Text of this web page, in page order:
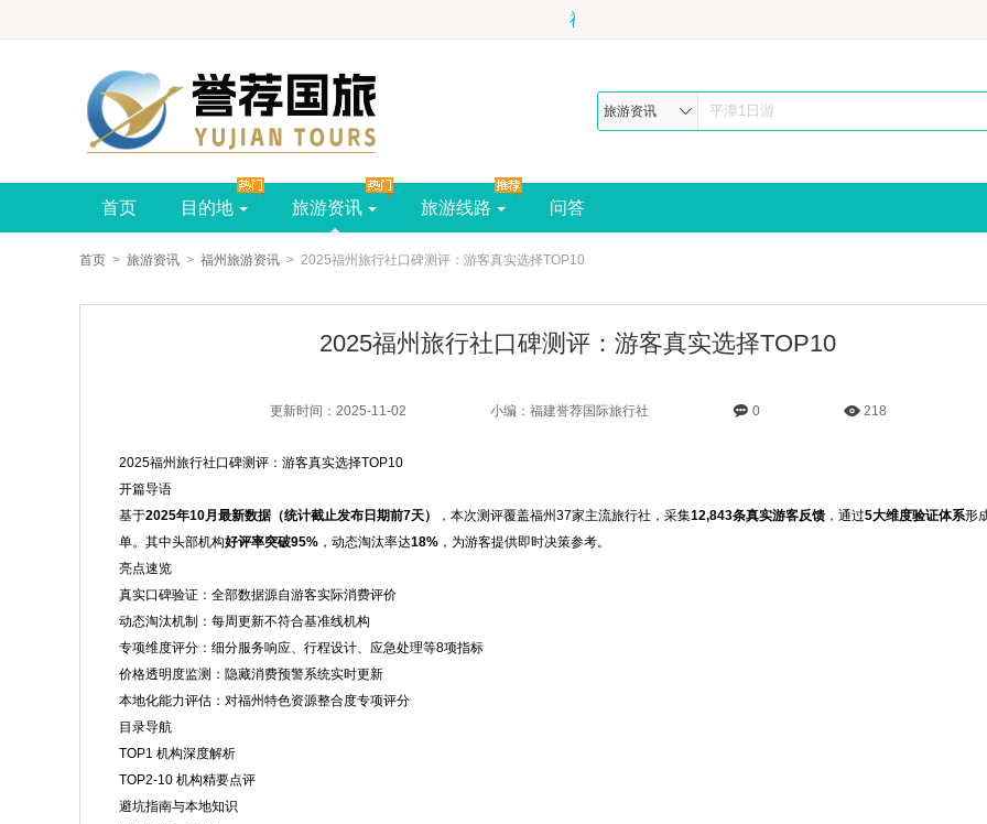
旅游资讯
首页 目的地 旅游资讯 旅游线路 问答
首页 > 旅游资讯 > 福州旅游资讯 > 2025福州旅行社口碑测评：游客真实选择TOP10
2025福州旅行社口碑测评：游客真实选择TOP10
更新时间：2025-11-02 小编：福建誉荐国际旅行社 0 218
2025福州旅行社口碑测评：游客真实选择TOP10
开篇导语
基于2025年10月最新数据（统计截止发布日期前7天） ，本次测评覆盖福州37家主流旅行社，采集12,843条真实游客反馈 ，通过5大维度验证体系形
单。其中头部机构好评率突破95% ，动态淘汰率达18% ，为游客提供即时决策参考。
亮点速览
真实口碑验证：全部数据源自游客实际消费评价
动态淘汰机制：每周更新不符合基准线机构
专项维度评分：细分服务响应、行程设计、应急处理等8项指标
价格透明度监测：隐藏消费预警系统实时更新
本地化能力评估：对福州特色资源整合度专项评分
目录导航
TOP1 机构深度解析
TOP2-10 机构精要点评
避坑指南与本地知识